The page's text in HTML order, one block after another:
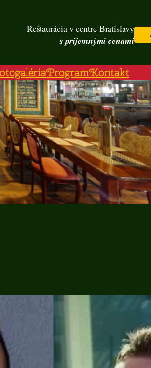
Reštaurácia v centre Bratislavy
s príjemnými cenami
ProgramKontakt